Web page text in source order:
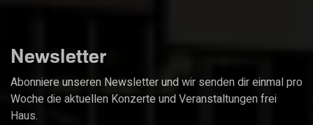
Newsletter
Abonniere unseren Newsletter und wir senden dir einmal pro
Woche die aktuellen Konzerte und Veranstaltungen frei
Haus.